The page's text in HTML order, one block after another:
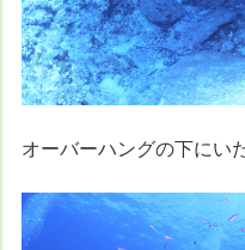
オーバーハングの下にい